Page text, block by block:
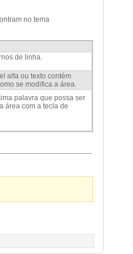
no tema
de linha.
alfa ou texto contém
se modifica a área.
palavra que possa ser
área com a tecla de